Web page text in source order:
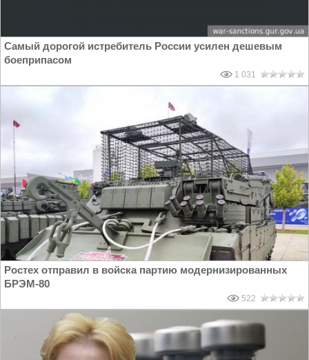
Самый дорогой истребитель России усилен дешевым
боеприпасом
1 031
Ростех отправил в войска партию модернизированных
БРЭМ-80
522